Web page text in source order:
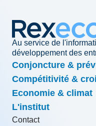
Au service de
développement des
Conjoncture &
Compétitivité &
Economie & climat
L'institut
Contact